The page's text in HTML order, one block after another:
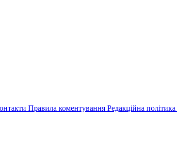
Правила коментування Редакційна політика